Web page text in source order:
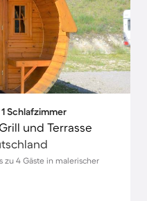
Schlafzimmer
und Terrasse
zu 4 Gäste in malerischer